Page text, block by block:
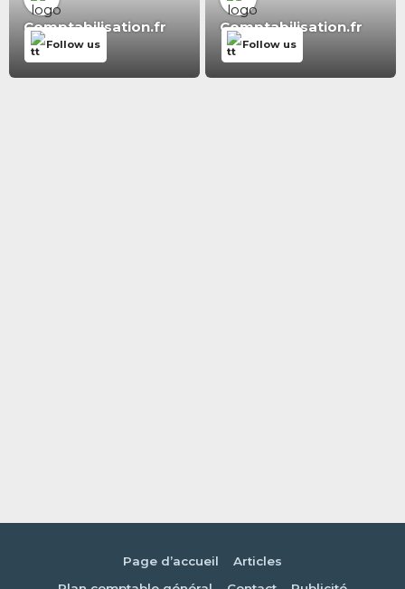
Comptabilisation.fr
Follow us
Comptabilisation.fr
Follow us
Page d’accueil
Articles